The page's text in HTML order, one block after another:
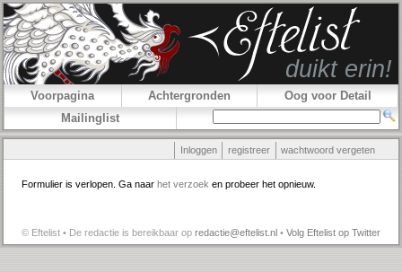
Voorpagina Achtergronden
Oog voor Detail
Mailinglist
Inloggen registreer wachtwoord vergeten
Formulier is verlopen. Ga naar het verzoek en probeer het opnieuw.
© Eftelist • De redactie is bereikbaar op redactie@eftelist.nl • Volg Eftelist op Twitter